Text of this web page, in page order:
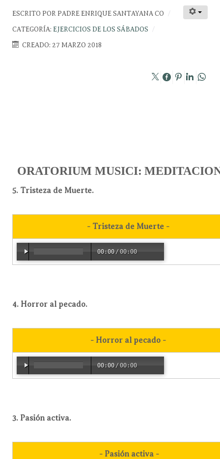
ESCRITO POR PADRE ENRIQUE SANTAYANA CO
CATEGORÍA: EJERCICIOS DE LOS SÁBADOS
CREADO: 27 MARZO 2018
ORATORIUM MUSICI:
5. Tristeza de Muerte.
- Tristeza de Muerte -
00:00 /00:00
4. Horror al pecado.
- Horror al pecado -
00:00 /00:00
3. Pasión activa.
- Pasión activa -